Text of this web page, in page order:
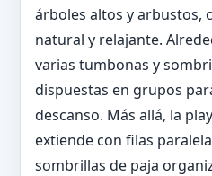
árboles altos y arbustos,
natural y relajante.
varias tumbonas y
dispuestas en grupos
descanso. Más allá, la
extiende con filas
sombrillas de paja